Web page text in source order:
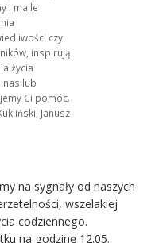
i maile
czy
inspirują
życia
nas lub
Ci pomóc.
Janusz
na sygnały od naszych
wszelakiej
codziennego.
na godzinę 12.05.